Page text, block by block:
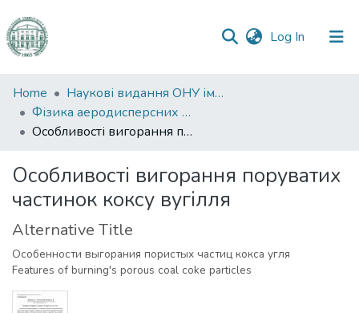
Log In (current)
Communities
&
Collections
Statistics
Home
Наукові видання ОНУ імені І. І. Мечникова
Фізика аеродисперсних систем
Особливості вигорання поруватих частинок коксу вугілля
Особливості вигорання поруватих
частинок коксу вугілля
Alternative Title
Особенности выгорания пористых частиц кокса угля
Features of burning's porous coal coke particles